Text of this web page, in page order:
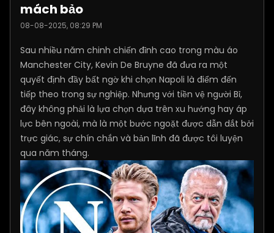
mách bảo
08-08-2025, 08:29 PM
Sau nhiều năm chinh chiến đỉnh cao trong màu áo
Manchester City, Kevin De Bruyne đã đưa ra một
quyết định đầy bất ngờ khi chọn Napoli là điểm đến
tiếp theo trong sự nghiệp. Nhưng với tiền vệ người Bỉ,
đây không phải là lựa chọn dựa trên xu hướng hay áp
lực bên ngoài, mà là một bước ngoặt được dẫn dắt bởi
trực giác, sự chín chắn và bản lĩnh đã được tôi luyện
qua năm tháng.